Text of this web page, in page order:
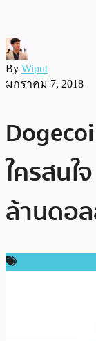
By Wiput
มกราคม 7, 2018
ใครสน
ล้านดอ